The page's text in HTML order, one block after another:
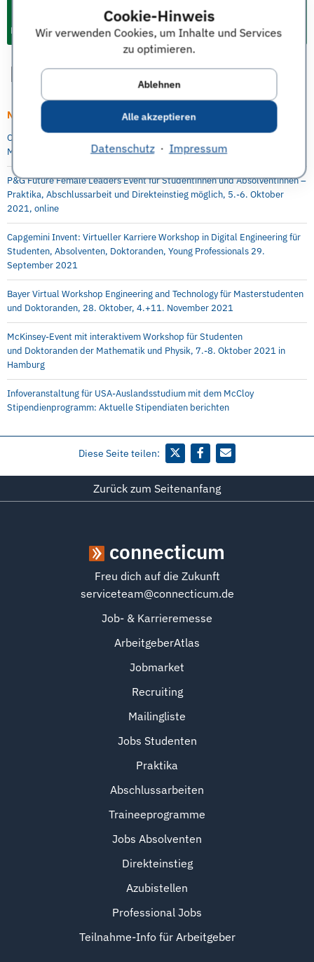
Cookie-Hinweis
Wir verwenden Cookies, um Inhalte und Services
zu optimieren.
Ablehnen
Alle akzeptieren
Datenschutz· Impressum
Events & Termine für Studium und Karriere
Neueste Artikel
Online Info-Session: Digitale Transformation als berufsintegrierter
Masterstudiengang an der Berlin Professional School (HWR Berlin)
P&G Future Female Leaders Event für Studentinnen und Absolventinnen –
Praktika, Abschlussarbeit und Direkteinstieg möglich, 5.-6. Oktober
2021, online
Capgemini Invent: Virtueller Karriere Workshop in Digital Engineering für
Studenten, Absolventen, Doktoranden, Young Professionals 29.
September 2021
Bayer Virtual Workshop Engineering and Technology für Masterstudenten
und Doktoranden, 28. Oktober, 4.+11. November 2021
McKinsey-Event mit interaktivem Workshop für Studenten
und Doktoranden der Mathematik und Physik, 7.-8. Oktober 2021 in
Hamburg
Infoveranstaltung für USA-Auslandsstudium mit dem McCloy
Stipendienprogramm: Aktuelle Stipendiaten berichten
Diese Seite teilen:
Zurück zum Seitenanfang
connecticum
Freu dich auf die Zukunft
serviceteam@connecticum.de
Job- & Karrieremesse
ArbeitgeberAtlas
Jobmarket
Recruiting
Mailingliste
Jobs Studenten
Praktika
Abschlussarbeiten
Traineeprogramme
Jobs Absolventen
Direkteinstieg
Azubistellen
Professional Jobs
Teilnahme-Info für Arbeitgeber